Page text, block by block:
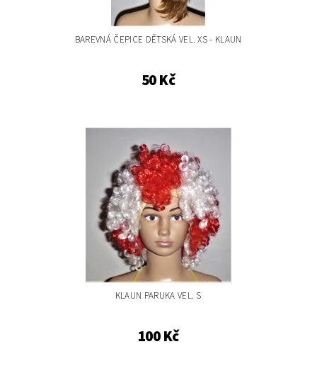
BAREVNÁ ČEPICE DĚTSKÁ VEL. XS - KLAUN
50 Kč
KLAUN PARUKA VEL. S
100 Kč